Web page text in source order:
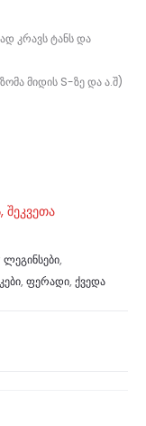
კრავს ტანს და
მიდის S-ზე და ა.შ)
შეკვეთა
ᲚᲔᲒᲘᲜᲡᲔᲑᲘ,
, ᲤᲔᲠᲐᲓᲘ, ᲥᲕᲔᲓᲐ